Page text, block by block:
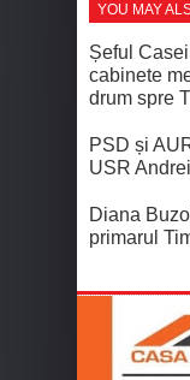
YOU MAY
Șeful
cabinete
drum spre
PSD și
USR
Diana
primarul